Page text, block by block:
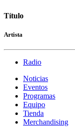
Título
Artista
Radio
Noticias
Eventos
Programas
Equipo
Tienda
Merchandising